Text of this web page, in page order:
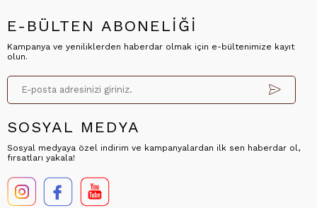
E-BÜLTEN ABONELİĞİ
Kampanya ve yeniliklerden haberdar olmak için e-bültenimize kayıt
olun.
SOSYAL MEDYA
Sosyal medyaya özel indirim ve kampanyalardan ilk sen haberdar ol,
fırsatları yakala!